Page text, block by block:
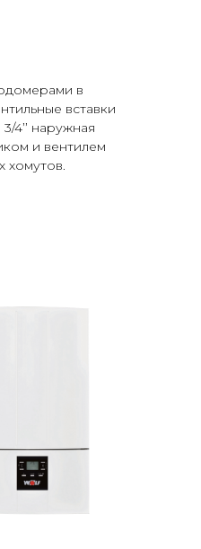
в
вставки
4’’ наружная
и вентилем
хомутов.